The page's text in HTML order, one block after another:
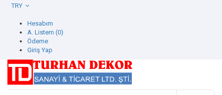
Hesabım
A. Listem (0)
Ödeme
Giriş Yap